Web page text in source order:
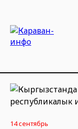
14 сентябрь